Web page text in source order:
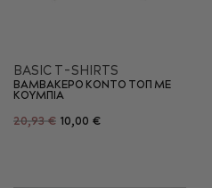
BASIC T-SHIRTS
ΒΑΜΒΑΚΕΡΟ ΚΟΝΤΟ ΤΟΠ ΜΕ
ΚΟΥΜΠΙΑ
20,93 € 10,00 €